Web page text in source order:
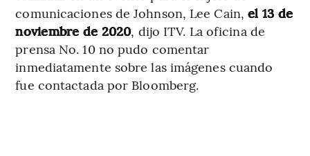
comunicaciones de Johnson, Lee Cain,el 13 de
noviembre de 2020, dijo ITV. La oficina de
prensa No. 10 no pudo comentar
inmediatamente sobre las imágenes cuando
fue contactada por Bloomberg.